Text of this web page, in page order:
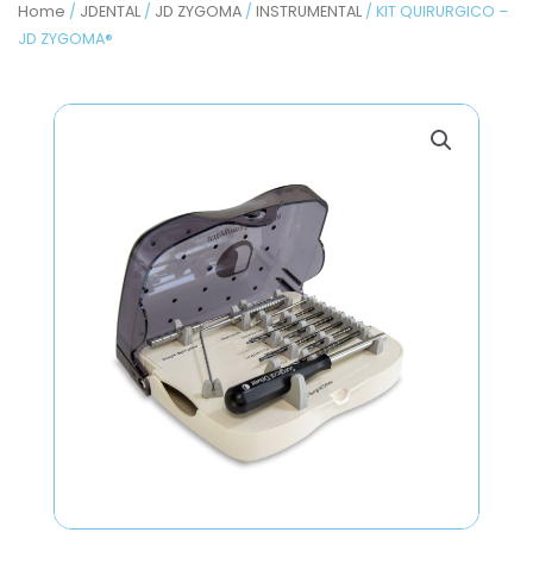
Home / JDENTAL / JD ZYGOMA / INSTRUMENTAL / KIT QUIRURGICO –
JD ZYGOMA®